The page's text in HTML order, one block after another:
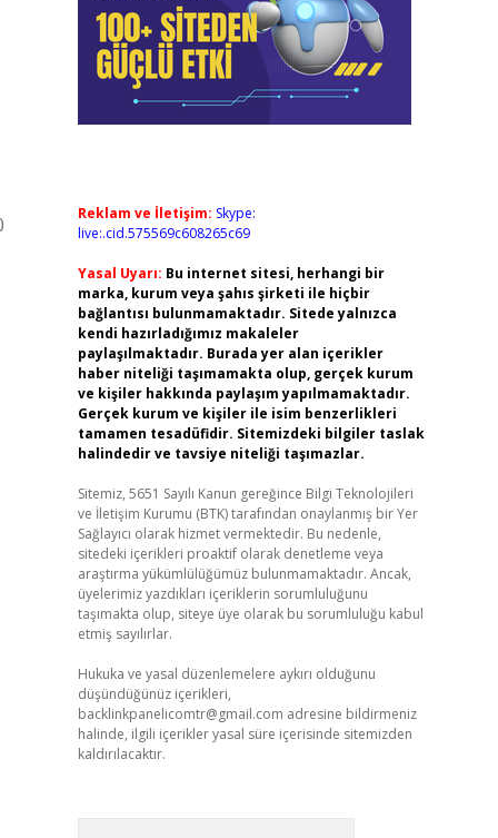
Reklam ve İletişim: Skype:
live:.cid.575569c608265c69
Yasal Uyarı: Bu internet sitesi, herhangi bir
marka, kurum veya şahıs şirketi ile hiçbir
bağlantısı bulunmamaktadır. Sitede yalnızca
kendi hazırladığımız makaleler
paylaşılmaktadır. Burada yer alan içerikler
haber niteliği taşımamakta olup, gerçek kurum
ve kişiler hakkında paylaşım yapılmamaktadır.
Gerçek kurum ve kişiler ile isim benzerlikleri
tamamen tesadüfidir. Sitemizdeki bilgiler taslak
halindedir ve tavsiye niteliği taşımazlar.
Sitemiz, 5651 Sayılı Kanun gereğince Bilgi Teknolojileri
ve İletişim Kurumu (BTK) tarafından onaylanmış bir Yer
Sağlayıcı olarak hizmet vermektedir. Bu nedenle,
sitedeki içerikleri proaktif olarak denetleme veya
araştırma yükümlülüğümüz bulunmamaktadır. Ancak,
üyelerimiz yazdıkları içeriklerin sorumluluğunu
taşımakta olup, siteye üye olarak bu sorumluluğu kabul
etmiş sayılırlar.
Hukuka ve yasal düzenlemelere aykırı olduğunu
düşündüğünüz içerikleri,
backlinkpanelicomtr@gmail.com adresine bildirmeniz
halinde, ilgili içerikler yasal süre içerisinde sitemizden
kaldırılacaktır.